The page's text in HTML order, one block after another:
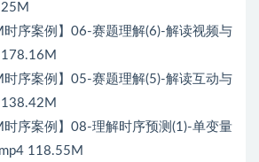
序案例】06-赛题理解(6)-解读视频与
序案例】05-赛题理解(5)-解读互动与
序案例】08-理解时序预测(1)-单变量
118.55M